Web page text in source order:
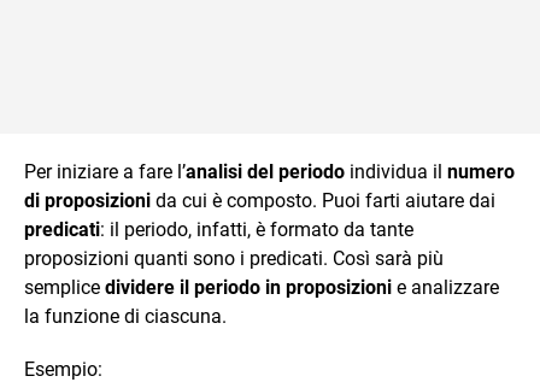
Per iniziare a fare l’analisi del periodo individua il numero
di proposizioni da cui è composto. Puoi farti aiutare dai
predicati: il periodo, infatti, è formato da tante
proposizioni quanti sono i predicati. Così sarà più
semplice dividere il periodo in proposizioni e analizzare
la funzione di ciascuna.
Esempio: